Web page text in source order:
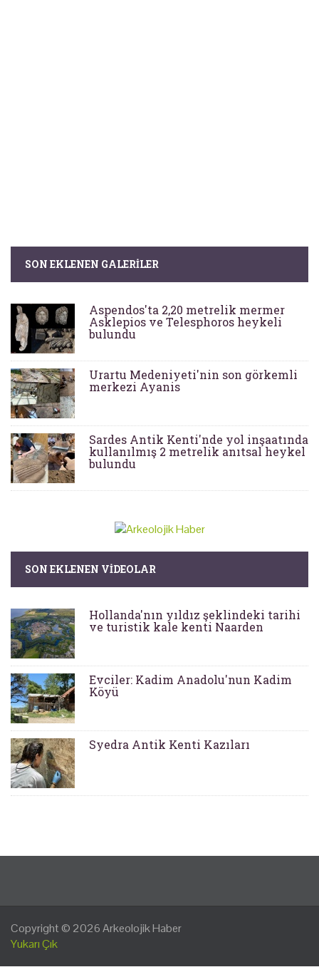
SON EKLENEN GALERILER
Aspendos'ta 2,20 metrelik mermer
Asklepios ve Telesphoros heykeli
bulundu
Urartu Medeniyeti'nin son görkemli
merkezi Ayanis
Sardes Antik Kenti'nde yol inşaatında
kullanılmış 2 metrelik anıtsal heykel
bulundu
SON EKLENEN VIDEOLAR
Hollanda'nın yıldız şeklindeki tarihi
ve turistik kale kenti Naarden
Evciler: Kadim Anadolu'nun Kadim
Köyü
Syedra Antik Kenti Kazıları
Copyright © 2026Arkeolojik Haber
Yukarı Çık